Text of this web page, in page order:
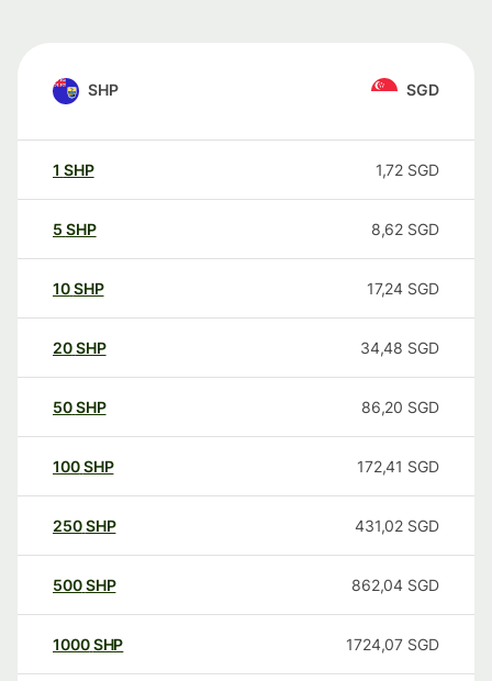
SHP SGD
1 SHP 1,72 SGD
5 SHP 8,62 SGD
10SHP 17,24 SGD
20SHP 34,48 SGD
50SHP 86,20 SGD
100SHP 172,41 SGD
250SHP 431,02 SGD
500SHP 862,04 SGD
1000SHP 1724,07 SGD